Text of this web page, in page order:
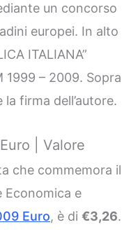
un concorso
europei. In alto
ITALIANA”
1999 – 2009. Sopra
firma dell’autore.
| Valore
che commemora il
Economica e
Euro, è di €3,26.